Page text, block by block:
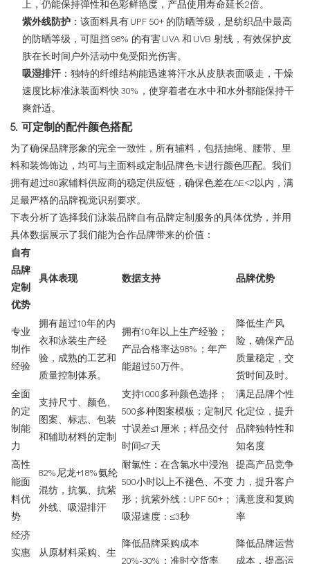
上，仍能保持弹性和色彩鲜艳度，产品使用寿命延长2倍。
紫外线防护：该面料具有 UPF 50+ 的防晒等级，是纺织品中最高
的防晒等级，可阻挡 98% 的有害 UVA 和 UVB 射线，有效保护皮
肤在长时间户外活动中免受阳光伤害。
吸湿排汗：独特的纤维结构能迅速将汗水从皮肤表面吸走，干燥
速度比标准泳装面料快 30%，使穿着者在水中和水外都能保持干
爽舒适。
5. 可定制的配件颜色搭配
为了确保品牌形象的完全一致性，所有辅料，包括抽绳、腰带、里
料和装饰饰边，均可与主面料或定制品牌色卡进行颜色匹配。我们
拥有超过80家辅料供应商的稳定供应链，确保色差在ΔE<2以内，满
足最严格的品牌视觉识别要求。
下表分析了选择我们泳装品牌自有品牌定制服务的具体优势，并用
具体数据展示了我们能为合作品牌带来的价值：
自有
品牌
定制
优势
具体表现 数据支持 品牌优势
专业
制作
经验
拥有超过10年的内
衣和泳装生产经
验，成熟的工艺和
质量控制体系。
拥有10年以上生产经验；
产品合格率达98%；年产
能超过50万件。
降低生产风
险，确保产品
质量稳定，交
货时间及时。
全面
的定
制能
力
支持尺寸、颜色、
图案、标志、包装
和辅助材料的定制
支持1000多种颜色选择；
500多种图案模板；定制尺
寸误差≤1厘米；样品交付
时间≤7天
满足品牌个性
化定位，提升
品牌独特性和
知名度
高性
能面
料优
势
82%尼龙+18%氨纶
混纺，抗氯、抗紫
外线、吸湿排汗
耐氯性：在含氯水中浸泡
500小时以上不褪色、不变
形；抗紫外线：UPF 50+；
吸湿速度：≤3秒
提高产品竞争
力，提升客户
满意度和复购
率
经济
实惠
从原材料采购、生
降低品牌采购成本
20%-30%；准时交货率
降低品牌运营
成本，提高运